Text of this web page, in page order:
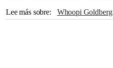
Lee más sobre
Whoopi Goldberg